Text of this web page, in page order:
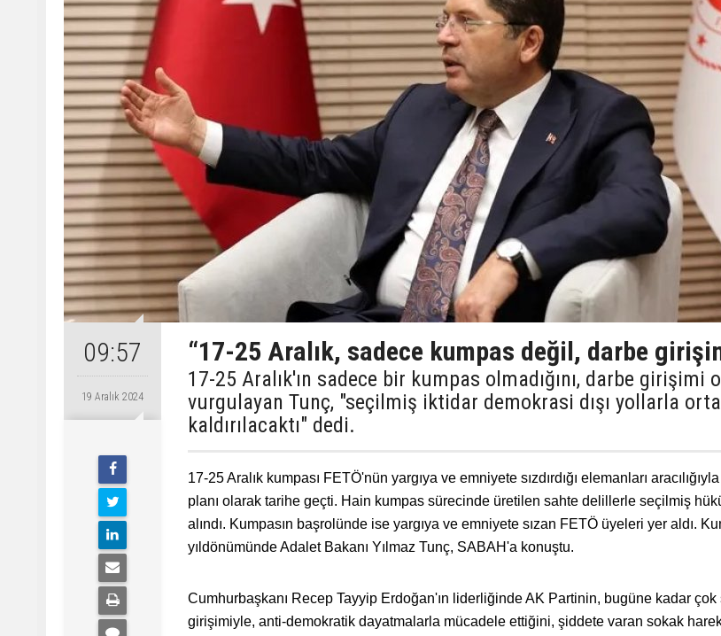
09:57
19 Aralık 2024
“17-25 Aralık, sadece kumpas değil, darbe
17-25 Aralık'ın sadece bir kumpas olmadığını, darbe girişimi
vurgulayan Tunç, "seçilmiş iktidar demokrasi dışı yollarla
kaldırılacaktı" dedi.
17-25 Aralık kumpası FETÖ'nün yargıya ve emniyete sızdırdığı elemanları
planı olarak tarihe geçti. Hain kumpas sürecinde üretilen sahte delillerle seçilmiş
alındı. Kumpasın başrolünde ise yargıya ve emniyete sızan FETÖ üyeleri yer aldı.
yıldönümünde Adalet Bakanı Yılmaz Tunç, SABAH'a konuştu.
Cumhurbaşkanı Recep Tayyip Erdoğan'ın liderliğinde AK Partinin, bugüne kadar çok
girişimiyle, anti-demokratik dayatmalarla mücadele ettiğini, şiddete varan sokak